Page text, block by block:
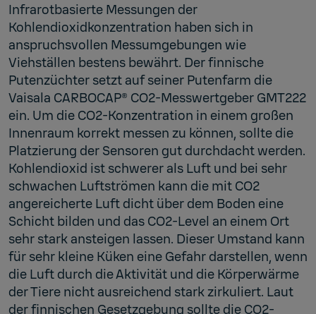
Infrarotbasierte Messungen der
Kohlendioxidkonzentration haben sich in
anspruchsvollen Messumgebungen wie
Viehställen bestens bewährt. Der finnische
Putenzüchter setzt auf seiner Putenfarm die
Vaisala CARBOCAP® CO2-Messwertgeber GMT222
ein. Um die CO2-Konzentration in einem großen
Innenraum korrekt messen zu können, sollte die
Platzierung der Sensoren gut durchdacht werden.
Kohlendioxid ist schwerer als Luft und bei sehr
schwachen Luftströmen kann die mit CO2
angereicherte Luft dicht über dem Boden eine
Schicht bilden und das CO2-Level an einem Ort
sehr stark ansteigen lassen. Dieser Umstand kann
für sehr kleine Küken eine Gefahr darstellen, wenn
die Luft durch die Aktivität und die Körperwärme
der Tiere nicht ausreichend stark zirkuliert. Laut
der finnischen Gesetzgebung sollte die CO2-